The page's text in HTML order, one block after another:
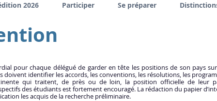
2026 Participer Se préparer
pour chaque délégué de garder en tête les positions de son pays
doivent identifier les accords, les conventions, les résolutions, les
qui traitent, de près ou de loin, la position officielle de leur
des étudiants est fortement encouragé. La rédaction du papier
les acquis de la recherche préliminaire.